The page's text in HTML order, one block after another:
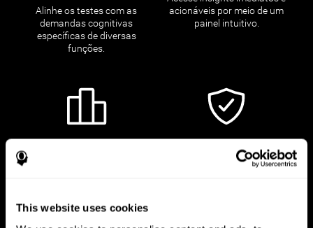
This website uses cookies
Alinhe os testes com as
demandas cognitivas
específicas de diversas
funções.
acionáveis por meio de um
painel intuitivo.
Benchmarking Global
aquisição de talentos de alto
nível.
Seguro e compatível